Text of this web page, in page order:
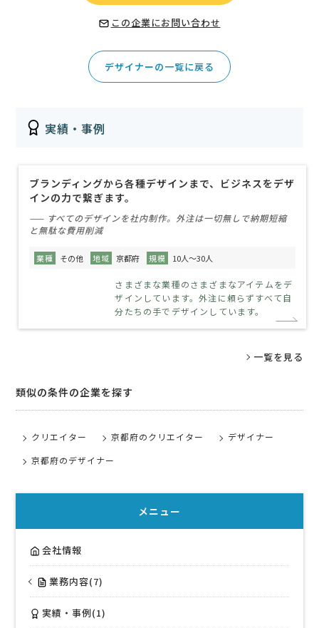
この企業にお問い合わせ
デザイナーの一覧に戻る
実績・事例
ブランディングから各種デザインまで、ビジネスをデザ
インの力で繋ぎます。
—— すべてのデザインを社内制作。外注は一切無しで納期短縮
と無駄な費用削減
業種 その他 地域 京都府 規模 10人～30人
さまざまな業種のさまざまなアイテムをデ
ザインしています。外注に頼らずすべて自
分たちの手でデザインしています。
一覧を見る
類似の条件の企業を探す
クリエイター 京都府のクリエイター
デザイナー
京都府のデザイナー
メニュー
会社情報
業務内容(7)
実績・事例(1)